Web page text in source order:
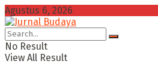
Agustus 6, 2026
No Result
View All Result